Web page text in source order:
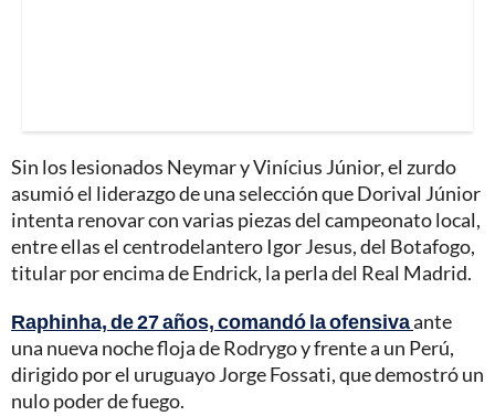
Sin los lesionados Neymar y Vinícius Júnior, el zurdo
asumió el liderazgo de una selección que Dorival Júnior
intenta renovar con varias piezas del campeonato local,
entre ellas el centrodelantero Igor Jesus, del Botafogo,
titular por encima de Endrick, la perla del Real Madrid.
Raphinha, de 27 años, comandó la ofensivaante
una nueva noche floja de Rodrygo y frente a un Perú,
dirigido por el uruguayo Jorge Fossati, que demostró un
nulo poder de fuego.